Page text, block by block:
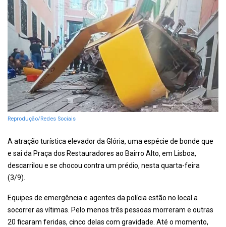
Reprodução/Redes Sociais
A atração turística elevador da Glória, uma espécie de bonde que
e sai da Praça dos Restauradores ao Bairro Alto, em Lisboa,
descarrilou e se chocou contra um prédio, nesta quarta-feira
(3/9).
Equipes de emergência e agentes da polícia estão no local a
socorrer as vítimas. Pelo menos três pessoas morreram e outras
20 ficaram feridas, cinco delas com gravidade. Até o momento,